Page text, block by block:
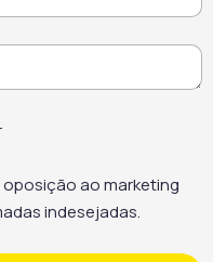
ao marketing
indesejadas.